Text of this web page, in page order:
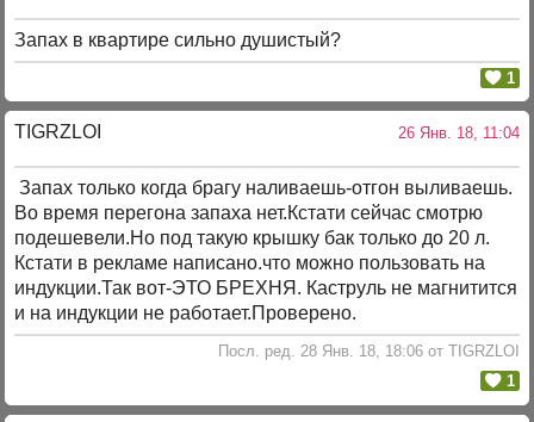
Запах в квартире сильно душистый?
1
TIGRZLOI 26 Янв. 18, 11:04
Запах только когда брагу наливаешь-отгон выливаешь.
Во время перегона запаха нет.Кстати сейчас смотрю
подешевели.Но под такую крышку бак только до 20 л.
Кстати в рекламе написано.что можно пользовать на
индукции.Так вот-ЭТО БРЕХНЯ. Каструль не магнитится
и на индукции не работает.Проверено.
Посл. ред. 28 Янв. 18, 18:06 от TIGRZLOI
1